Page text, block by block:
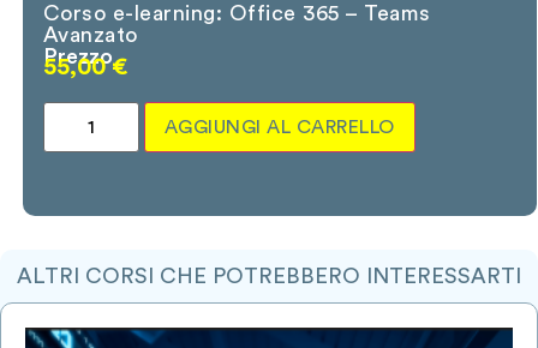
Corso e-learning: Office 365 – Teams
Avanzato
Prezzo
55,00€
AGGIUNGI AL CARRELLO
ALTRI CORSI CHE POTREBBERO INTERESSARTI